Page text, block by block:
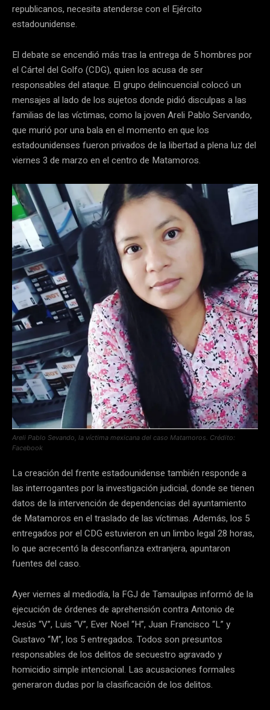
republicanos, necesita atenderse con el Ejército
estadounidense.
El debate se encendió más tras la entrega de 5 hombres por
el Cártel del Golfo (CDG), quien los acusa de ser
responsables del ataque. El grupo delincuencial colocó un
mensajes al lado de los sujetos donde pidió disculpas a las
familias de las víctimas, como la joven Areli Pablo Servando,
que murió por una bala en el momento en que los
estadounidenses fueron privados de la libertad a plena luz del
viernes 3 de marzo en el centro de Matamoros.
Areli Pablo Sevando, la víctima mexicana del caso Matamoros. Crédito:
Facebook
La creación del frente estadounidense también responde a
las interrogantes por la investigación judicial, donde se tienen
datos de la intervención de dependencias del ayuntamiento
de Matamoros en el traslado de las víctimas. Además, los 5
entregados por el CDG estuvieron en un limbo legal 28 horas,
lo que acrecentó la desconfianza extranjera, apuntaron
fuentes del caso.
Ayer viernes al mediodía, la FGJ de Tamaulipas informó de la
ejecución de órdenes de aprehensión contra Antonio de
Jesús “V”, Luis “V”, Ever Noel “H”, Juan Francisco “L” y
Gustavo “M”, los 5 entregados. Todos son presuntos
responsables de los delitos de secuestro agravado y
homicidio simple intencional. Las acusaciones formales
generaron dudas por la clasificación de los delitos.